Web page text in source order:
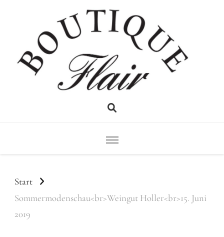
Boutique
Start
Sommermodenschau<br>Weingut Holler<br>15. Juni
2019